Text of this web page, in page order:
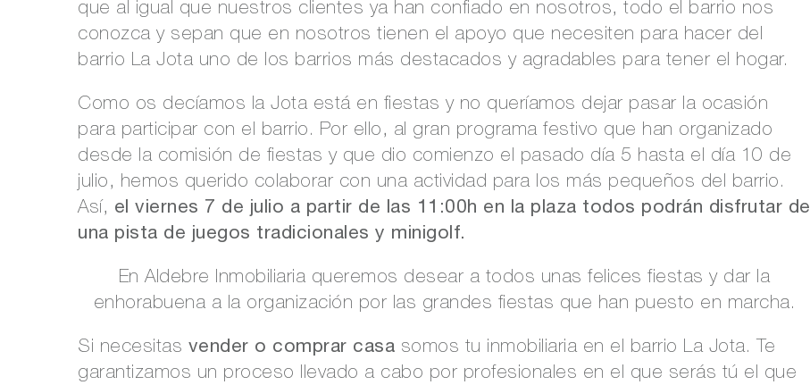
que al igual que nuestros clientes ya han confiado en nosotros, todo el barrio nos
conozca y sepan que en nosotros tienen el apoyo que necesiten para hacer del
barrio La Jota uno de los barrios más destacados y agradables para tener el hogar.
Como os decíamos la Jota está en fiestas y no queríamos dejar pasar la ocasión
para participar con el barrio. Por ello, al gran programa festivo que han organizado
desde la comisión de fiestas y que dio comienzo el pasado día 5 hasta el día 10 de
julio, hemos querido colaborar con una actividad para los más pequeños del barrio.
Así, el viernes 7 de julio a partir de las 11:00h en la plaza todos podrán disfrutar de
una pista de juegos tradicionales y minigolf.
En Aldebre Inmobiliaria queremos desear a todos unas felices fiestas y dar la
enhorabuena a la organización por las grandes fiestas que han puesto en marcha.
Si necesitas vender o comprar casa somos tu inmobiliaria en el barrio La Jota. Te
garantizamos un proceso llevado a cabo por profesionales en el que serás tú el que